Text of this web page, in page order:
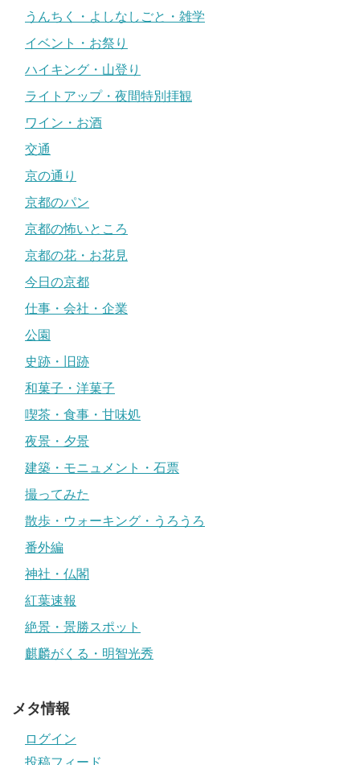
うんちく・よしなしごと・雑学
イベント・お祭り
ハイキング・山登り
ライトアップ・夜間特別拝観
ワイン・お酒
交通
京の通り
京都のパン
京都の怖いところ
京都の花・お花見
今日の京都
仕事・会社・企業
公園
史跡・旧跡
和菓子・洋菓子
喫茶・食事・甘味処
夜景・夕景
建築・モニュメント・石票
撮ってみた
散歩・ウォーキング・うろうろ
番外編
神社・仏閣
紅葉速報
絶景・景勝スポット
麒麟がくる・明智光秀
メタ情報
ログイン
投稿フィード